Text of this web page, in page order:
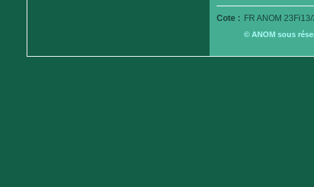
Cote : FR ANOM
© ANOM sous